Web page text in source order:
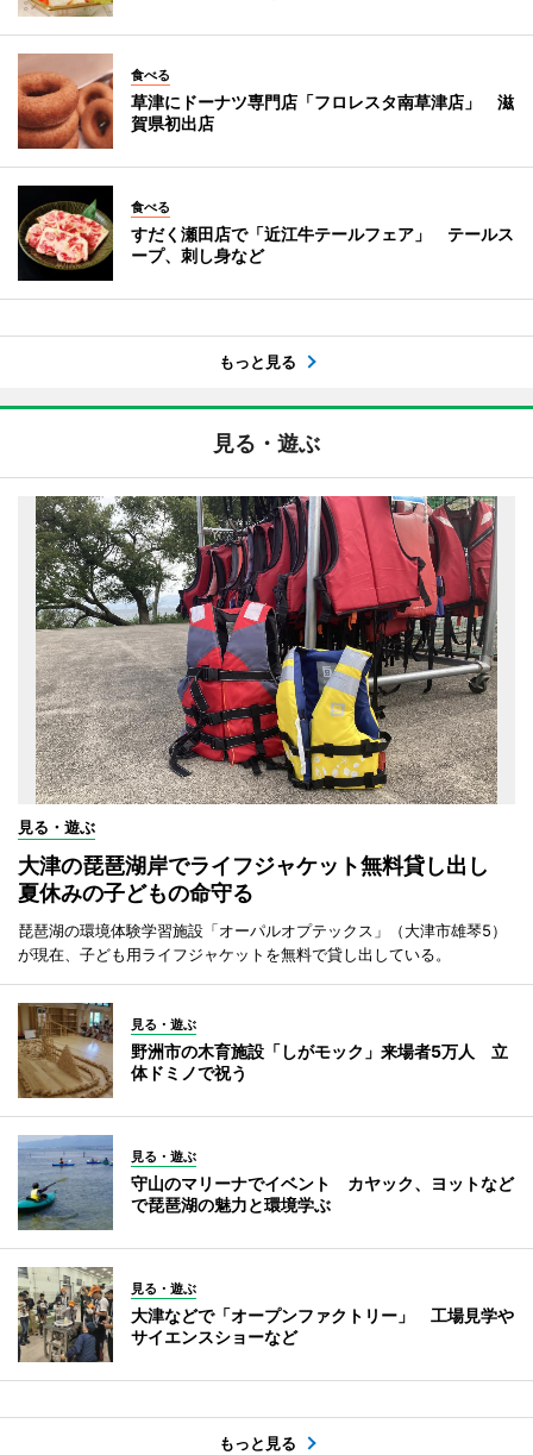
食べる
草津にドーナツ専門店「フロレスタ南草津店」 滋
賀県初出店
食べる
すだく瀬田店で「近江牛テールフェア」 テールス
ープ、刺し身など
もっと見る
見る・遊ぶ
見る・遊ぶ
大津の琵琶湖岸でライフジャケット無料貸し出し
夏休みの子どもの命守る
琵琶湖の環境体験学習施設「オーパルオプテックス」（大津市雄琴5）
が現在、子ども用ライフジャケットを無料で貸し出している。
見る・遊ぶ
野洲市の木育施設「しがモック」来場者5万人 立
体ドミノで祝う
見る・遊ぶ
守山のマリーナでイベント カヤック、ヨットなど
で琵琶湖の魅力と環境学ぶ
見る・遊ぶ
大津などで「オープンファクトリー」 工場見学や
サイエンスショーなど
もっと見る